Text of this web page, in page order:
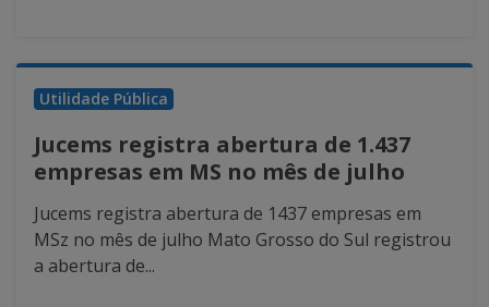
Utilidade Pública
Jucems registra abertura de 1.437
empresas em MS no mês de julho
Jucems registra abertura de 1437 empresas em
MSz no mês de julho Mato Grosso do Sul registrou
a abertura de...